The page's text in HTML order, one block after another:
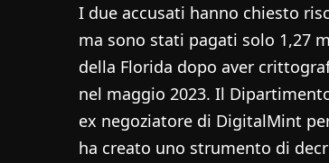
I due accusati hanno chiesto
ma sono stati pagati solo 1,27
della Florida dopo aver
nel maggio 2023. Il
ex negoziatore di DigitalMint
ha creato uno strumento di